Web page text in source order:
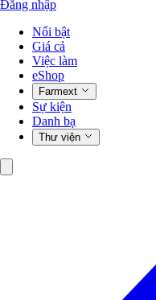
Đăng nhập
Nổi bật
Giá cả
Việc làm
eShop
Farmext
Sự kiện
Danh bạ
Thư viện